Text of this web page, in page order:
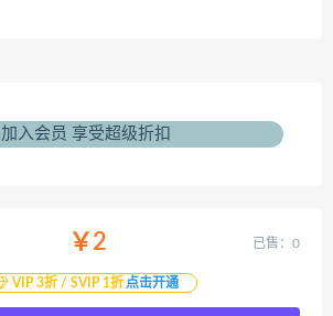
加入会员 享受超级折扣
￥2
VIP 3折 / SVIP 1折 点击开通
已售：0